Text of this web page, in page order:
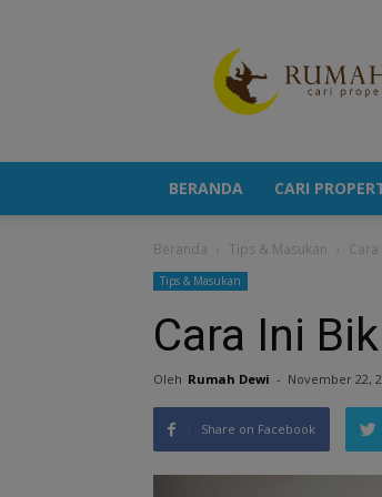
Berita
Properti
Terkini
BERANDA CARI
Beranda Tips & Masukan
Tips & Masukan
Cara Ini
Oleh Rumah Dewi - November 22,
Share on Facebook